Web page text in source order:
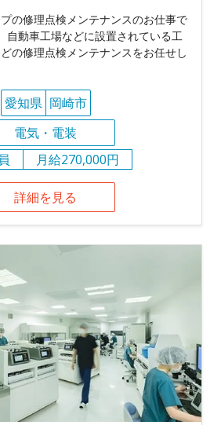
の修理点検メンテナンスのお仕事で
⾃動⾞⼯場などに設置されている⼯
の修理点検メンテナンスをお任せし
愛知県 岡崎市
電気・電装
月給270,000円
詳細を見る